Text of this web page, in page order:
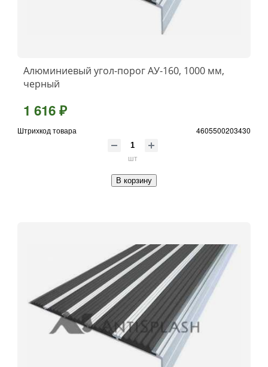
Алюминиевый угол-порог АУ-160, 1000 мм,
черный
1 616 ₽
Штрихкод товара 4605500203430
шт
В корзину